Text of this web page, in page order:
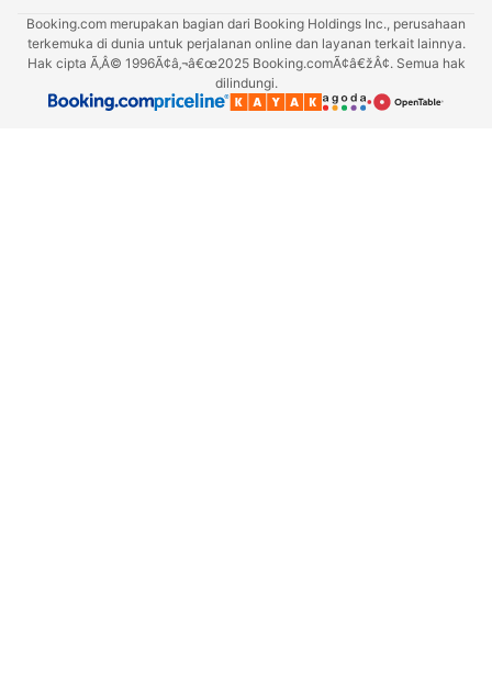
Booking.com merupakan bagian dari Booking Holdings Inc., perusahaan
terkemuka di dunia untuk perjalanan online dan layanan terkait lainnya.
Hak cipta Ã‚Â© 1996Ã¢â‚¬â€œ2025 Booking.comÃ¢â€žÂ¢. Semua hak
dilindungi.